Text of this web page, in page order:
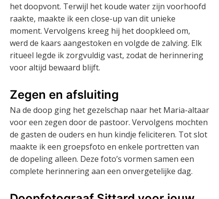
het doopvont. Terwijl het koude water zijn voorhoofd
raakte, maakte ik een close-up van dit unieke
moment. Vervolgens kreeg hij het doopkleed om,
werd de kaars aangestoken en volgde de zalving. Elk
ritueel legde ik zorgvuldig vast, zodat de herinnering
voor altijd bewaard blijft.
Zegen en afsluiting
Na de doop ging het gezelschap naar het Maria-altaar
voor een zegen door de pastoor. Vervolgens mochten
de gasten de ouders en hun kindje feliciteren. Tot slot
maakte ik een groepsfoto en enkele portretten van
de dopeling alleen. Deze foto’s vormen samen een
complete herinnering aan een onvergetelijke dag.